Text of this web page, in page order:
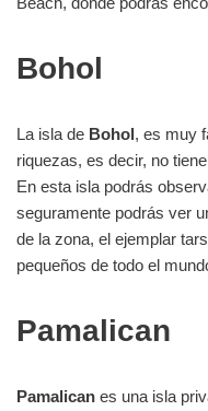
Bohol
La isla de Bohol, es muy
riquezas, es decir, no
En esta isla podrás
seguramente podrás ver
de la zona, el ejemplar
pequeños de todo el
Pamalican
Pamalican es una isla